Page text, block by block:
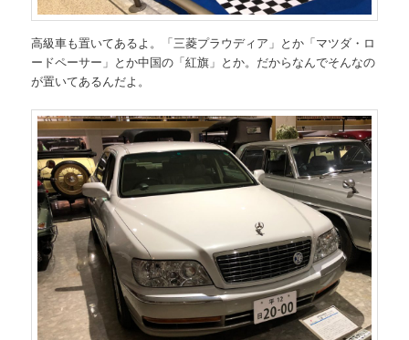
高級車も置いてあるよ。「三菱プラウディア」とか「マツダ・ロ
ードペーサー」とか中国の「紅旗」とか。だからなんでそんなの
が置いてあるんだよ。